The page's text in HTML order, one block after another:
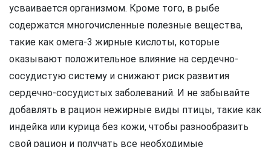
усваивается организмом. Кроме того, в рыбе
содержатся многочисленные полезные вещества,
такие как омега-3 жирные кислоты, которые
оказывают положительное влияние на сердечно-
сосудистую систему и снижают риск развития
сердечно-сосудистых заболеваний. И не забывайте
добавлять в рацион нежирные виды птицы, такие как
индейка или курица без кожи, чтобы разнообразить
свой рацион и получать все необходимые